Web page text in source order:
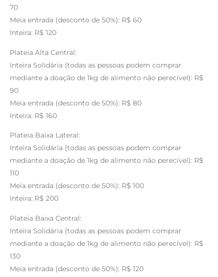
70
Meia entrada (desconto de 50%): R$ 60
Inteira: R$ 120
Plateia Alta Central:
Inteira Solidária (todas as pessoas podem comprar
mediante a doação de 1kg de alimento não perecível): R$
90
Meia entrada (desconto de 50%): R$ 80
Inteira: R$ 160
Plateia Baixa Lateral:
Inteira Solidária (todas as pessoas podem comprar
mediante a doação de 1kg de alimento não perecível): R$
110
Meia entrada (desconto de 50%): R$ 100
Inteira: R$ 200
Plateia Baixa Central:
Inteira Solidária (todas as pessoas podem comprar
mediante a doação de 1kg de alimento não perecível): R$
130
Meia entrada (desconto de 50%): R$ 120